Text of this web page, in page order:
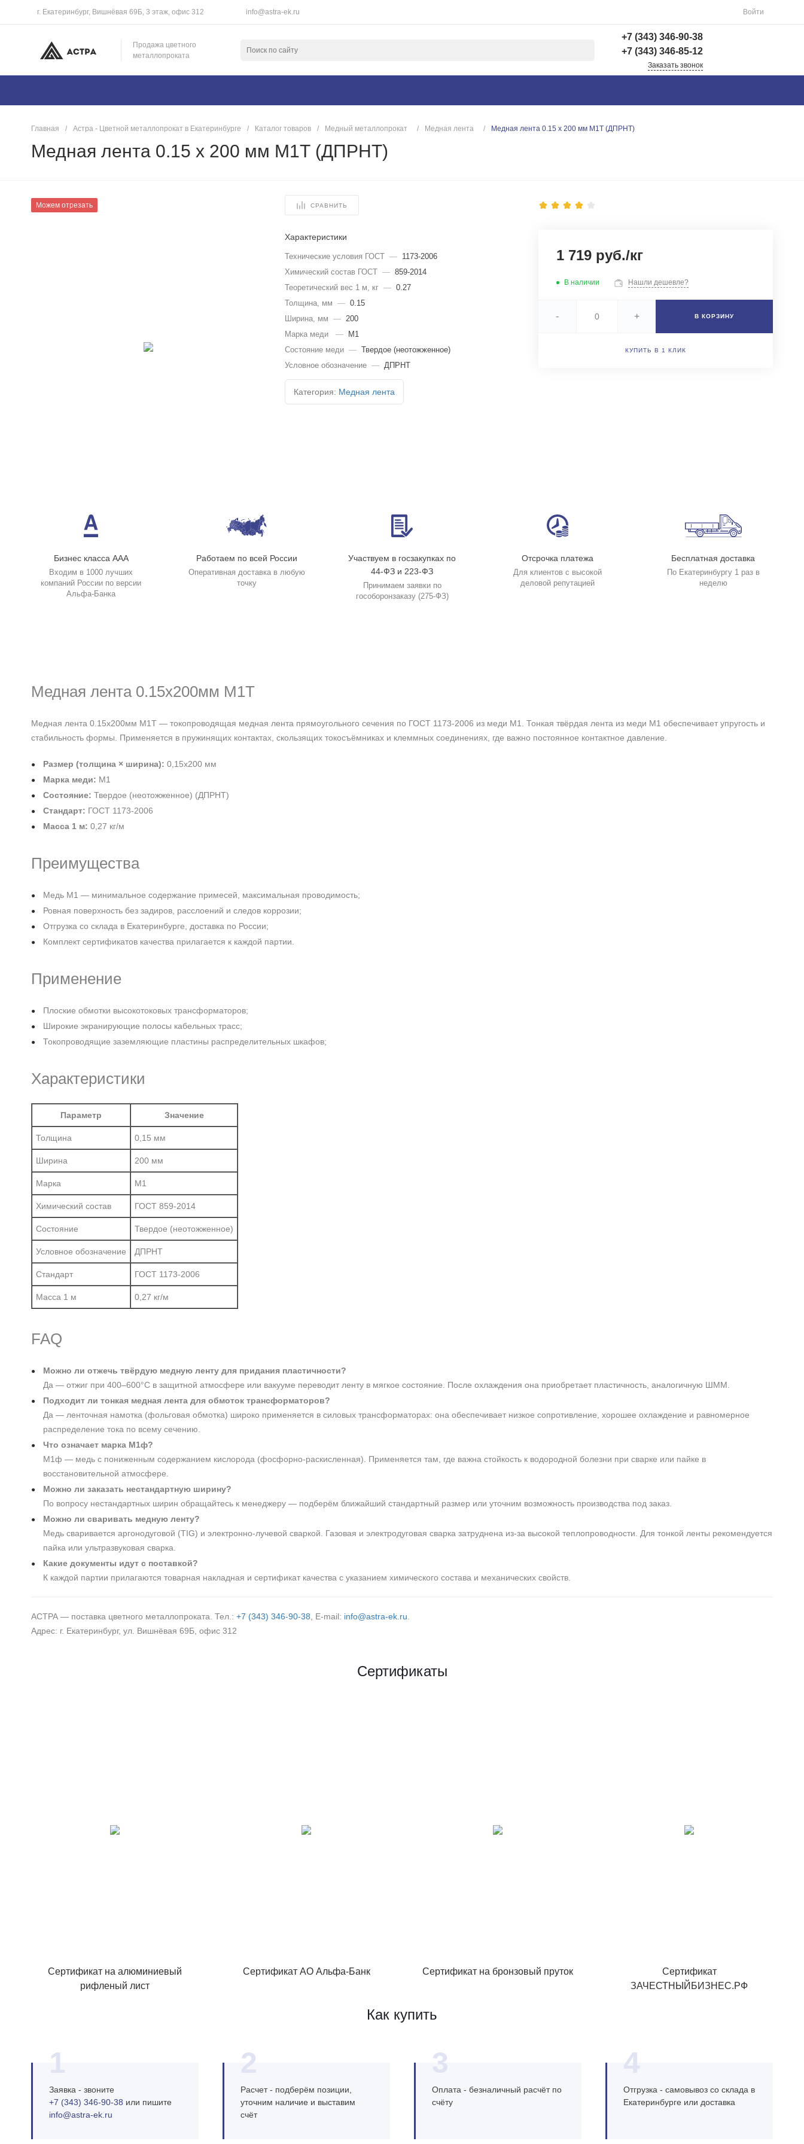
г. Екатеринбург, Вишнёвая 69Б, 3 этаж, офис 312 info@astra-ek.ru Войти
Продажа цветного
металлопроката
+7 (343) 346-90-38
+7 (343) 346-85-12
г. Екатеринбург,
Пн-Пт: 9:00-18:00 Cб-
info@astra-ek.ru
+7 (343) 346-85-12
Чапаева 43
Пн-Чт: 9:00-16:00 (обед
12:00-13:00) Пт: 9:00-
13:00) Сб-Вс: Выходной
info@astra-ek.ru
Заказать звонок
Главная / Астра - Цветной металлопрокат в Екатеринбурге / Каталог товаров / Медный металлопрокат / Медная лента / Медная лента 0.15 х 200 мм М1Т (ДПРНТ)
Медная лента 0.15 х 200 мм М1Т (ДПРНТ)
Можем отрезать СРАВНИТЬ
Характеристики
Технические условия ГОСТ —
1173-2006
Химический состав ГОСТ — 859-2014
Теоретический вес 1 м, кг — 0.27
Толщина, мм — 0.15
Ширина, мм — 200
Марка меди
—
М1
Состояние меди — Твердое (неотожженное)
Условное обозначение — ДПРНТ
Категория: Медная лента
1 719 руб./кг
В наличии Нашли дешевле?
- + В КОРЗИНУ
КУПИТЬ В 1 КЛИК
Бизнес класса ААА
Входим в 1000 лучших
компаний России по версии
Альфа-Банка
Работаем по всей России
Оперативная доставка в любую
точку
Участвуем в госзакупках по
44-ФЗ и 223-ФЗ
Принимаем заявки по
гособоронзаказу (275-ФЗ)
Отсрочка платежа
Для клиентов с высокой
деловой репутацией
Бесплатная доставка
По Екатеринбургу 1 раз в
неделю
Медная лента 0.15х200мм М1Т
Медная лента 0.15х200мм М1Т — токопроводящая медная лента прямоугольного сечения по ГОСТ 1173-2006 из меди М1. Тонкая твёрдая лента из меди М1 обеспечивает упругость и
стабильность формы. Применяется в пружинящих контактах, скользящих токосъёмниках и клеммных соединениях, где важно постоянное контактное давление.
Размер (толщина × ширина): 0,15х200 мм
Марка меди: М1
Состояние: Твердое (неотожженное) (ДПРНТ)
Стандарт: ГОСТ 1173-2006
Масса 1 м: 0,27 кг/м
Преимущества
Медь М1 — минимальное содержание примесей, максимальная проводимость;
Ровная поверхность без задиров, расслоений и следов коррозии;
Отгрузка со склада в Екатеринбурге, доставка по России;
Комплект сертификатов качества прилагается к каждой партии.
Применение
Плоские обмотки высокотоковых трансформаторов;
Широкие экранирующие полосы кабельных трасс;
Токопроводящие заземляющие пластины распределительных шкафов;
Характеристики
Параметр Значение
Толщина 0,15 мм
Ширина 200 мм
Марка М1
Химический состав ГОСТ 859-2014
Состояние Твердое (неотожженное)
Условное обозначение ДПРНТ
Стандарт ГОСТ 1173-2006
Масса 1 м 0,27 кг/м
FAQ
Можно ли отжечь твёрдую медную ленту для придания пластичности?
Да — отжиг при 400–600°C в защитной атмосфере или вакууме переводит ленту в мягкое состояние. После охлаждения она приобретает пластичность, аналогичную ШММ.
Подходит ли тонкая медная лента для обмоток трансформаторов?
Да — ленточная намотка (фольговая обмотка) широко применяется в силовых трансформаторах: она обеспечивает низкое сопротивление, хорошее охлаждение и равномерное
распределение тока по всему сечению.
Что означает марка М1ф?
М1ф — медь с пониженным содержанием кислорода (фосфорно-раскисленная). Применяется там, где важна стойкость к водородной болезни при сварке или пайке в
восстановительной атмосфере.
Можно ли заказать нестандартную ширину?
По вопросу нестандартных ширин обращайтесь к менеджеру — подберём ближайший стандартный размер или уточним возможность производства под заказ.
Можно ли сваривать медную ленту?
Медь сваривается аргонодуговой (TIG) и электронно-лучевой сваркой. Газовая и электродуговая сварка затруднена из-за высокой теплопроводности. Для тонкой ленты рекомендуется
пайка или ультразвуковая сварка.
Какие документы идут с поставкой?
К каждой партии прилагаются товарная накладная и сертификат качества с указанием химического состава и механических свойств.
АСТРА — поставка цветного металлопроката. Тел.: +7 (343) 346-90-38 , E‑mail: info@astra-ek.ru
Адрес: г. Екатеринбург, ул. Вишнёвая 69Б, офис 312
Сертификаты
Сертификат на алюминиевый
рифленый лист
Сертификат АО Альфа-Банк Сертификат на бронзовый пруток
Сертификат
ЗАЧЕСТНЫЙБИЗНЕС.РФ
Как купить
1
Заявка - звоните
+7 (343) 346‑90‑38 или пишите
info@astra‑ek.ru
2
Расчет - подберём позиции,
уточним наличие и выставим
счёт
3
Оплата - безналичный расчёт по
счёту
4
Отгрузка - самовывоз со склада в
Екатеринбурге или доставка